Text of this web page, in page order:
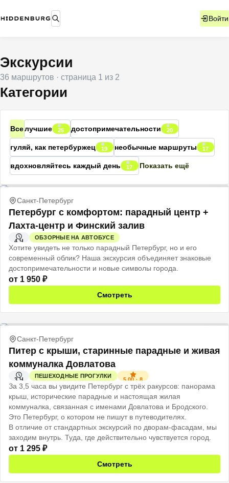
Войти
Экскурсии
36 маршрутов · страница 1 из 2
Категории
Вселучшие 25 достопримечательности 20
гуляй, как петербуржец 19 необычные маршруты 17
вдохновляйтесь каждый день 17 Показать ещё
Санкт-Петербург
Петербург с комфортом: парадный центр +
Лахта-центр и Финский залив
4 Ч
ОБЗОРНЫЕ НА АВТОБУСЕ
Хотите увидеть не только парадный Петербург, но и его
современный облик? Наша экскурсия объединяет знаковые
достопримечательности и новые символы города.
от 1 950 ₽
Смотреть
Санкт-Петербург
Питер с крыши, старинные парадные и живая
коммуналка Довлатова
3 Ч
ПЕШЕХОДНЫЕ ПРОГУЛКИ
5.00·8
За 3,5 часа вы увидите Петербург с трёх ракурсов: панорама
крыш, исторические парадные и настоящая жилая
коммуналка, связанная с именами Довлатова и Бродского.
Это Петербург, о котором не пишут в путеводителях.
В отличие от стандартных экскурсий по дворам-фасадам, мы
заходим внутрь. Туда, где действительно чувствуется город.
от 1 295 ₽
Смотреть